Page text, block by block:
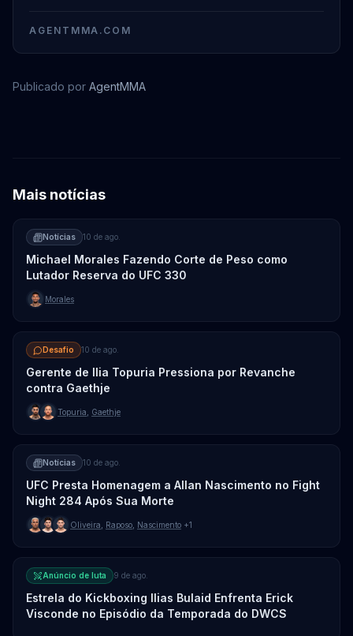
AGENTMMA.COM
Publicado por AgentMMA
Mais notícias
Notícias 10 de ago.
Michael Morales Fazendo Corte de Peso como
Lutador Reserva do UFC 330
Morales
Desafio 10 de ago.
Gerente de Ilia Topuria Pressiona por Revanche
contra Gaethje
Topuria Gaethje
Notícias 10 de ago.
UFC Presta Homenagem a Allan Nascimento no Fight
Night 284 Após Sua Morte
Oliveira Raposo Nascimento +1
Anúncio de luta 9 de ago.
Estrela do Kickboxing Ilias Bulaid Enfrenta Erick
Visconde no Episódio da Temporada do DWCS